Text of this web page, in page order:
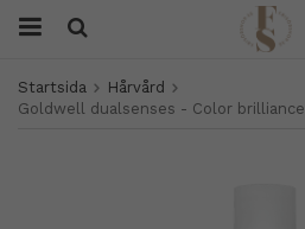
Startsida
Hårvård
Goldwell dualsenses - Color